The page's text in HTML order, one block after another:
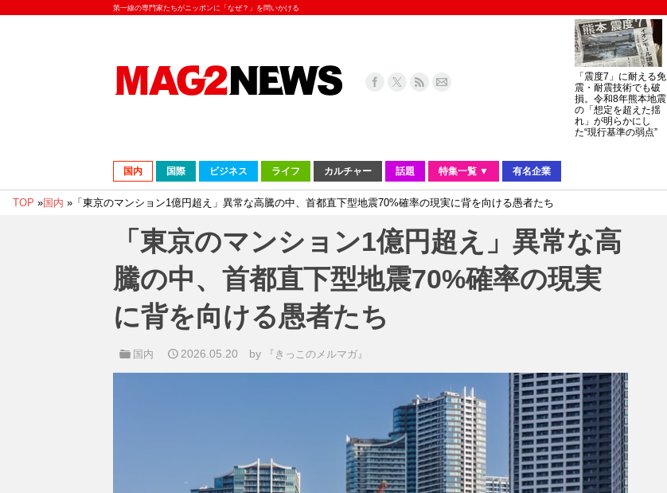
第一線の専門家たちがニッポンに「なぜ？」を問いかける
「震度7」に耐える免
震・耐震技術でも破
損。令和8年熊本地震
の「想定を超えた揺
れ」が明らかにし
た“現行基準の弱点”
国内 国際 ビジネス ライフ カルチャー 話題 特集一覧 ▼ 有名企業
TOP »国内 » 「東京のマンション1億円超え」異常な高騰の中、首都直下型地震70%確率の現実に背を向ける愚者たち
「東京のマンション1億円超え」異常な高
騰の中、首都直下型地震70%確率の現実
に背を向ける愚者たち
国内 2026.05.20 by 『きっこのメルマガ』